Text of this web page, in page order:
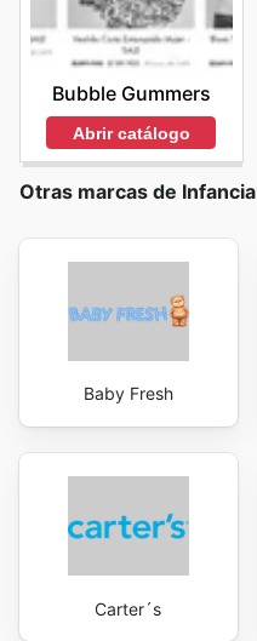
Bubble Gummers
Abrir catálogo
Otras marcas de Infancia
Baby Fresh
Carter´s